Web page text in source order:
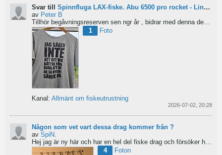
Svar till Spinnfluga LAX-fiske. Abu 6500 pro rocket - Lina för kort?
av Peter B
1
Foto
Kanal: Allmänt om fiskeutrustning
2026-07-02, 20:28
Någon som vet vart dessa drag kommer från ?
av SpiN.
Hej jag är ny här och har en hel del fiske drag och försöker hitta information från vart dom kommer...
4
Foton